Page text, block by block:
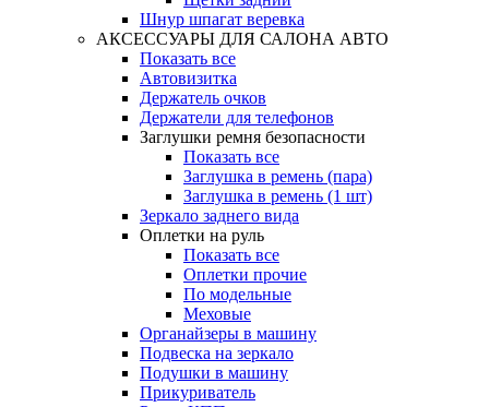
Шнур шпагат веревка
АКСЕССУАРЫ ДЛЯ САЛОНА АВТО
Показать все
Автовизитка
Держатель очков
Держатели для телефонов
Заглушки ремня безопасности
Показать все
Заглушка в ремень (пара)
Заглушка в ремень (1 шт)
Зеркало заднего вида
Оплетки на руль
Показать все
Оплетки прочиe
По модельные
Меховые
Органайзеры в машину
Подвеска на зеркало
Подушки в машину
Прикуриватель